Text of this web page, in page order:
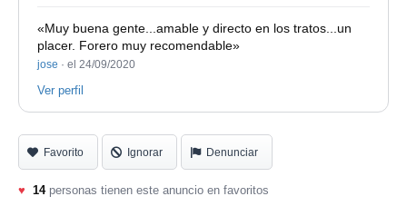
«Muy buena gente...amable y directo en los tratos...un
placer. Forero muy recomendable»
jose · el 24/09/2020
Ver perfil
Favorito Ignorar Denunciar
♥ 14personas tienen este anuncio en favoritos